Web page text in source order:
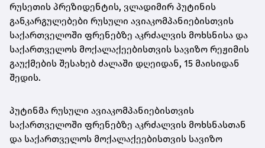
რუსეთის პრეზიდენტის, ვლადიმირ პუტინის
განკარგულებები რუსული ავიაკომპანიებისთვის
საქართველოში ფრენებზე აკრძალვის მოხსნისა და
საქართველოს მოქალაქეებისთვის სავიზო რეჟიმის
გაუქმების შესახებ ძალაში დღეიდან, 15 მაისიდან
შედის.
პუტინმა რუსული ავიაკომპანიებისთვის
საქართველოში ფრენებზე აკრძალვის მოხსნასთან
და საქართველოს მოქალაქეებისთვის სავიზო